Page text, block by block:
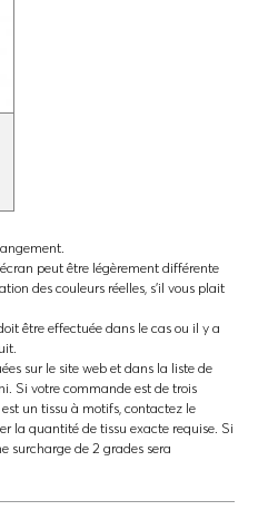
peut être légèrement différente
des couleurs réelles, s'il vous plait
être effectuée dans le cas ou il y a
sur le site web et dans la liste de
Si votre commande est de trois
un tissu à motifs, contactez le
la quantité de tissu exacte requise. Si
surcharge de 2 grades sera